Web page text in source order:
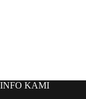
INFO KAMI